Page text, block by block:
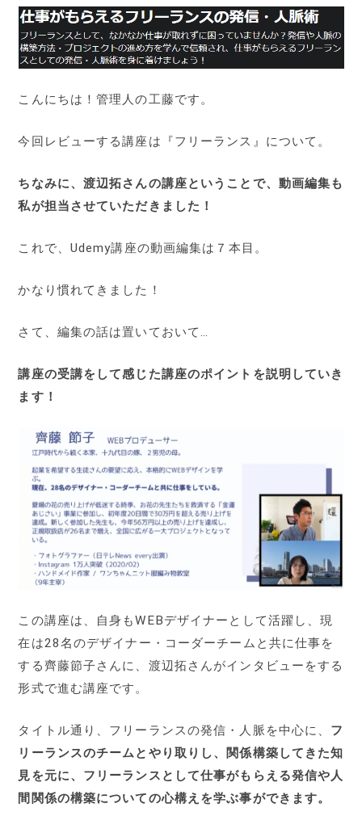
こんにちは！管理人の工藤です。
今回レビューする講座は『フリーランス』について。
ちなみに、渡辺拓さんの講座ということで、動画編集も
私が担当させていただきました！
これで、Udemy講座の動画編集は７本目。
かなり慣れてきました！
さて、編集の話は置いておいて…
講座の受講をして感じた講座のポイントを説明していき
ます！
この講座は、自身もWEBデザイナーとして活躍し、現
在は28名のデザイナー・コーダーチームと共に仕事を
する齊藤節子さんに、渡辺拓さんがインタビューをする
形式で進む講座です。
タイトル通り、フリーランスの発信・人脈を中心に、 フ
リーランスのチームとやり取りし、関係構築してきた知
見を元に、フリーランスとして仕事がもらえる発信や人
間関係の構築についての心構えを学ぶ事ができます。